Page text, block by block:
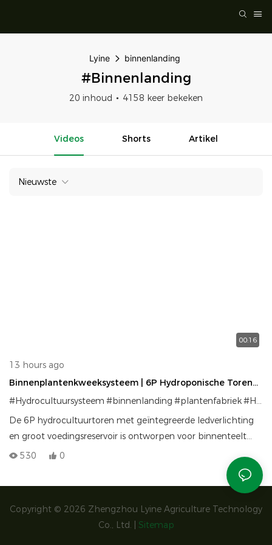
Lyine binnenlanding
#binnenlanding
20 inhoud 4158 keer bekeken
Videos Shorts Artikel
Nieuwste
00:16
13 hours ago
Binnenplantenkweeksysteem | 6P Hydroponische Toren
Met Verlichting
#Hydrocultuursysteem #binnenlanding #plantenfabriek#Hydroponische torenteelt
De 6P hydrocultuurtoren met geïntegreerde ledverlichting
en groot voedingsreservoir is ontworpen voor binnenteelt
van planten. Compact, efficiënt en eenvoudig te bedienen,
maakt deze toren verticale teelt met hoge dichtheid van
bladgroenten en kruiden mogelijk in een gecontroleerde
530 0
Copyright © 2026 Zhengzhou Lyine Agriculture Technology
Co., Ltd. |
Sitemap